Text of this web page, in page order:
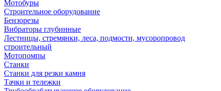
Мотобуры
Строительное оборудование
Бензорезы
Вибраторы глубинные
Лестницы, стремянки, леса, подмости, мусоропровод
строительный
Мотопомпы
Станки
Станки для резки камня
Тачки и тележки